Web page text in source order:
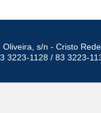
s/n - Cristo
3223-1128 / 83 3223-